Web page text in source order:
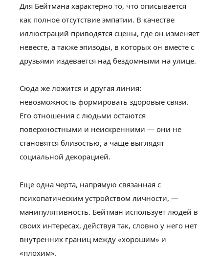
Для Бейтмана характерно то, что описывается
как полное отсутствие эмпатии. В качестве
иллюстраций приводятся сцены, где он изменяет
невесте, а также эпизоды, в которых он вместе с
друзьями издевается над бездомными на улице.
Сюда же ложится и другая линия:
невозможность формировать здоровые связи.
Его отношения с людьми остаются
поверхностными и неискренними — они не
становятся близостью, а чаще выглядят
социальной декорацией.
Еще одна черта, напрямую связанная с
психопатическим устройством личности, —
манипулятивность. Бейтман использует людей в
своих интересах, действуя так, словно у него нет
внутренних границ между «хорошим» и
«плохим».